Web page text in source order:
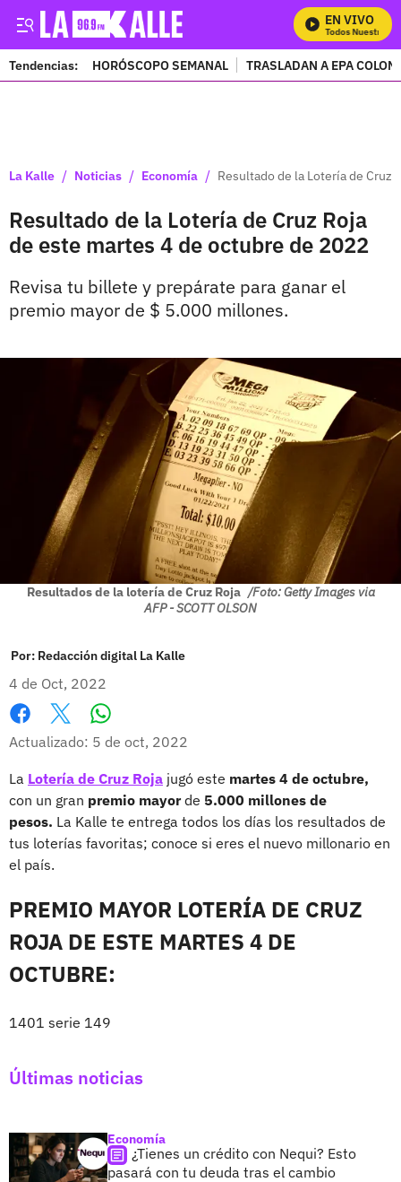
EN VIVO
Mira Todos Nuestros
Tendencias: HORÓSCOPO SEMANAL TRASLADAN A EPA
La Kalle / Noticias / Economía / Resultado de la Lotería de Cruz
Resultado de la Lotería de Cruz Roja
de este martes 4 de octubre de 2022
Revisa tu billete y prepárate para ganar el
premio mayor de $ 5.000 millones.
Resultados de la lotería de Cruz Roja /Foto: Getty Images via
AFP - SCOTT OLSON
Por: Redacción digital La Kalle
4 de Oct, 2022
Facebook
X
Actualizado: 5 de oct, 2022
La Lotería de Cruz Roja jugó este martes 4 de octubre,
con un gran premio mayorde 5.000 millones de
pesos. La Kalle te entrega todos los días los resultados de
tus loterías favoritas; conoce si eres el nuevo millonario en
el país.
PREMIO MAYOR LOTERÍA DE CRUZ
ROJA DE ESTE MARTES 4 DE
OCTUBRE:
1401 serie 149
Últimas noticias
Economía
¿Tienes un crédito con Nequi? Esto
pasará con tu deuda tras el cambio